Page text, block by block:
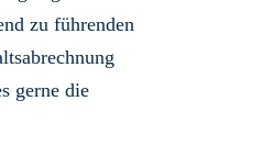
zu führenden
gerne die